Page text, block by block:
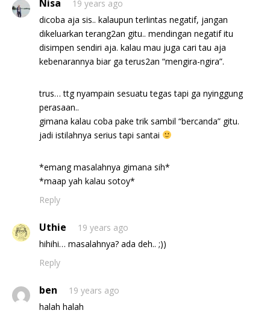
Nisa
19 years ago
dicoba aja sis.. kalaupun terlintas negatif, jangan
dikeluarkan terang2an gitu.. mendingan negatif itu
disimpen sendiri aja. kalau mau juga cari tau aja
kebenarannya biar ga terus2an “mengira-ngira”.
trus… ttg nyampain sesuatu tegas tapi ga nyinggung
perasaan..
gimana kalau coba pake trik sambil “bercanda” gitu.
jadi istilahnya serius tapi santai
*emang masalahnya gimana sih*
*maap yah kalau sotoy*
Reply
Uthie
19 years ago
hihihi… masalahnya? ada deh.. ;))
Reply
ben
19 years ago
halah halah